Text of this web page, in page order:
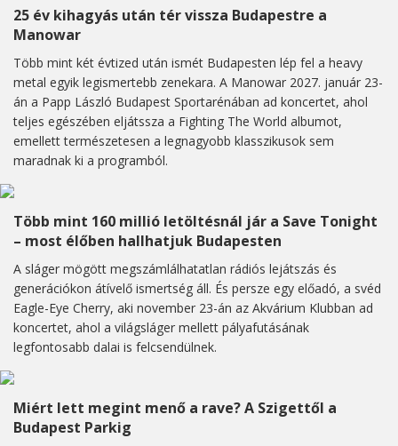
25 év kihagyás után tér vissza Budapestre a
Manowar
Több mint két évtized után ismét Budapesten lép fel a heavy
metal egyik legismertebb zenekara. A Manowar 2027. január 23-
án a Papp László Budapest Sportarénában ad koncertet, ahol
teljes egészében eljátssza a Fighting The World albumot,
emellett természetesen a legnagyobb klasszikusok sem
maradnak ki a programból.
Több mint 160 millió letöltésnál jár a Save Tonight
– most élőben hallhatjuk Budapesten
A sláger mögött megszámlálhatatlan rádiós lejátszás és
generációkon átívelő ismertség áll. És persze egy előadó, a svéd
Eagle-Eye Cherry, aki november 23-án az Akvárium Klubban ad
koncertet, ahol a világsláger mellett pályafutásának
legfontosabb dalai is felcsendülnek.
Miért lett megint menő a rave? A Szigettől a
Budapest Parkig